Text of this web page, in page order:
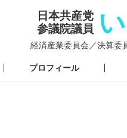
日本共産党
参議院議員
経済産業委員会／決算委
プロフィール